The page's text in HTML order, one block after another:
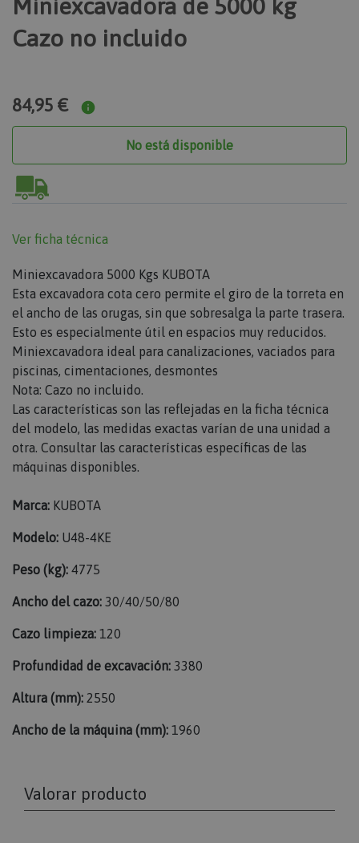
Miniexcavadora de 5000 kg
Cazo no incluido
84,95 €
No está disponible
Ver ficha técnica
Miniexcavadora 5000 Kgs KUBOTA
Esta excavadora cota cero permite el giro de la torreta en
el ancho de las orugas, sin que sobresalga la parte trasera.
Esto es especialmente útil en espacios muy reducidos.
Miniexcavadora ideal para canalizaciones, vaciados para
piscinas, cimentaciones, desmontes
Nota: Cazo no incluido.
Las características son las reflejadas en la ficha técnica
del modelo, las medidas exactas varían de una unidad a
otra. Consultar las características específicas de las
máquinas disponibles.
Marca: KUBOTA
Modelo: U48-4KE
Peso (kg): 4775
Ancho del cazo: 30/40/50/80
Cazo limpieza: 120
Profundidad de excavación: 3380
Altura (mm): 2550
Ancho de la máquina (mm): 1960
Valorar producto